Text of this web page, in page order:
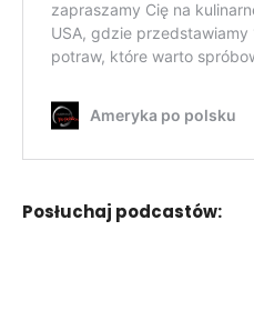
Posłuchaj podcastów: